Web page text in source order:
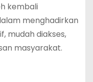
kembali
menghadirkan
mudah diakses,
masyarakat.